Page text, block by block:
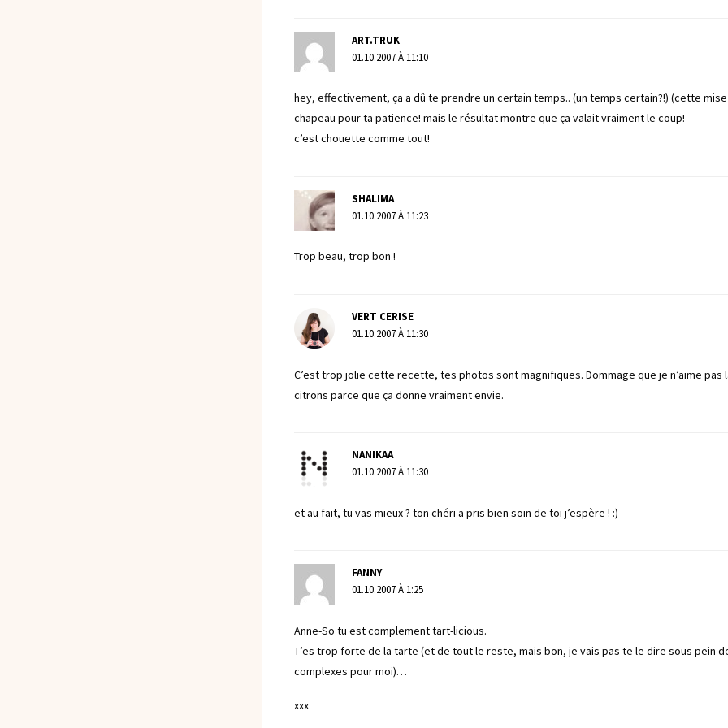
ART.TRUK
01.10.2007 À 11:10
hey, effectivement, ça a dû te prendre un certain temps.. (un temps certain?!) (cette
chapeau pour ta patience! mais le résultat montre que ça valait vraiment le coup!
c’est chouette comme tout!
SHALIMA
01.10.2007 À 11:23
Trop beau, trop bon !
VERT CERISE
01.10.2007 À 11:30
C’est trop jolie cette recette, tes photos sont magnifiques. Dommage que je n’aime pas
citrons parce que ça donne vraiment envie.
NANIKAA
01.10.2007 À 11:30
et au fait, tu vas mieux ? ton chéri a pris bien soin de toi j’espère ! :)
FANNY
01.10.2007 À 1:25
Anne-So tu est complement tart-licious.
T’es trop forte de la tarte (et de tout le reste, mais bon, je vais pas te le dire sous pein
complexes pour moi)…
xxx